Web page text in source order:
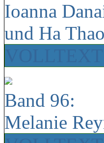
Ioanna
und Ha
Band 96:
Melanie